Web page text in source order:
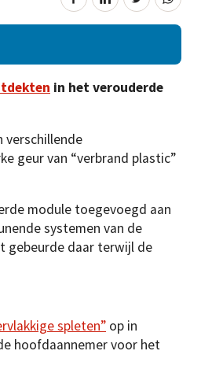
in het verouderde
verschillende
geur van “verbrand plastic”
module toegevoegd aan
systemen van de
gebeurde daar terwijl de
spleten” op in
hoofdaannemer voor het